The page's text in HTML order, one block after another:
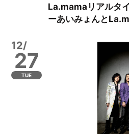
La.mamaリアルタ
ーあいみょんと
12/
27
TUE